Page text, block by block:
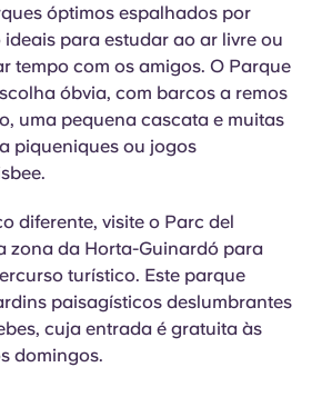
óptimos espalhados por
para estudar ao ar livre ou
tempo com os amigos. O Parque
óbvia, com barcos a remos
uma pequena cascata e muitas
piqueniques ou jogos
diferente, visite o Parc del
zona da Horta-Guinardó para
turístico. Este parque
paisagísticos deslumbrantes
cuja entrada é gratuita às
domingos.